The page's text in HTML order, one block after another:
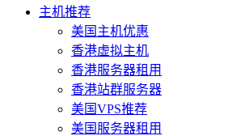
主机推荐
美国主机优惠
香港虚拟主机
香港服务器租用
香港站群服务器
美国VPS推荐
美国服务器租用